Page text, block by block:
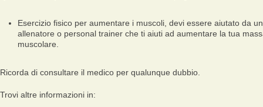
Esercizio fisico per aumentare i muscoli, devi essere aiutato da un
allenatore o personal trainer che ti aiuti ad aumentare la tua
muscolare.
Ricorda di consultare il medico per qualunque dubbio.
Trovi altre informazioni in: